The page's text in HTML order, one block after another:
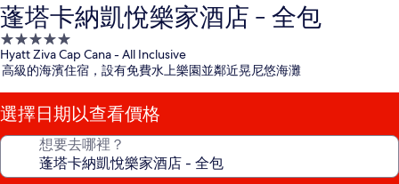
蓬塔卡納凱悅樂家酒店 - 全包
5.0
星
級
住
宿
Hyatt Ziva Cap Cana - All Inclusive
高級的海濱住宿，設有免費水上樂園並鄰近晃尼悠海灘
選擇日期以查看價格
想要去哪裡？